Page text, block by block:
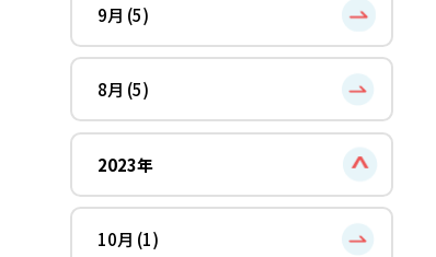
9月 (5)
8月 (5)
2023年
10月 (1)